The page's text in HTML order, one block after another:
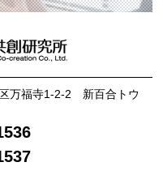
万福寺1-2-2 新百合トウ